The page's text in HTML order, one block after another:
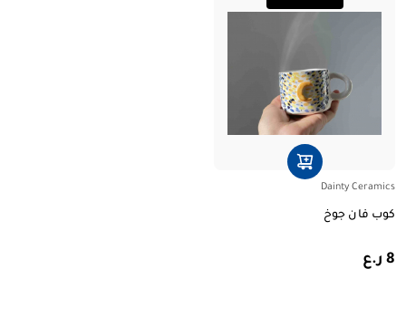
Dainty Ceramics
كوب فان جوخ
8 ر.ع